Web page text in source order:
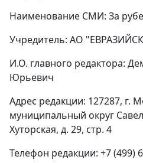
Наименование СМИ: За
Учредитель: АО
И.О. главного редактора:
Юрьевич
Адрес редакции: 127287, г.
муниципальный округ
Хуторская, д. 29, стр. 4
Телефон редакции: +7 (499)